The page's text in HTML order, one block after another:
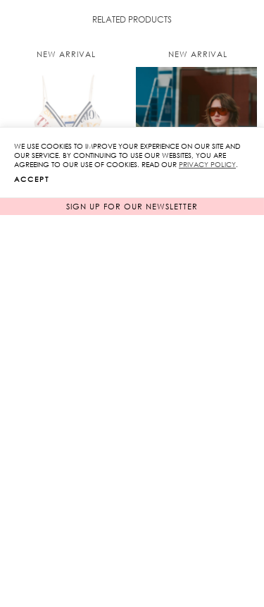
RELATED PRODUCTS
NEW ARRIVAL
SOLD OUT
NEW ARRIVAL
SIGN UP FOR OUR NEWSLETTER
WE USE COOKIES TO IMPROVE YOUR EXPERIENCE ON OUR SITE AND
OUR SERVICE. BY CONTINUING TO USE OUR WEBSITES, YOU ARE
AGREEING TO OUR USE OF COOKIES. READ OUR PRIVACY POLICY.
ACCEPT